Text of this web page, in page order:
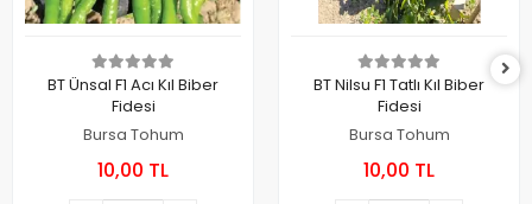
BT Ünsal F1 Acı Kıl Biber
Fidesi
Bursa Tohum
10,00 TL
BT Nilsu F1 Tatlı Kıl Biber
Fidesi
Bursa Tohum
10,00 TL